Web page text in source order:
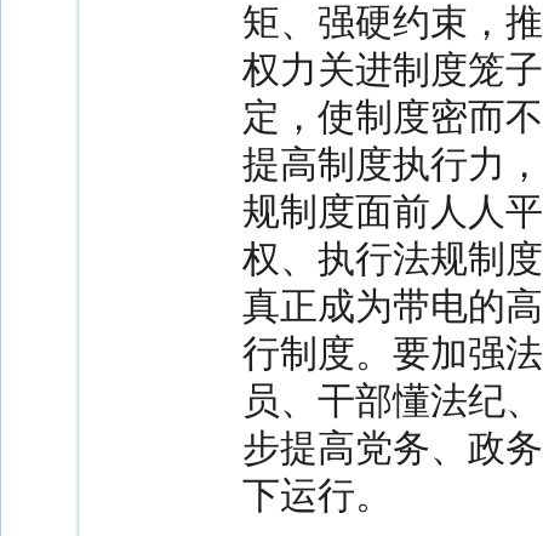
矩、强硬约束，
权力关进制度笼
定，使制度密而
提高制度执行力
规制度面前人人
权、执行法规制
真正成为带电的
行制度。要加强
员、干部懂法纪
步提高党务、政
下运行。